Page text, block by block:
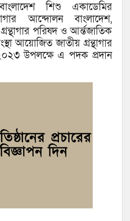
শিশু একাডেমির
আন্দোলন বাংলাদেশ,
পরিষদ ও আর্ন্তজাতিক
আয়োজিত জাতীয় গ্রন্থাগার
উপলক্ষে এ পদক প্রদান